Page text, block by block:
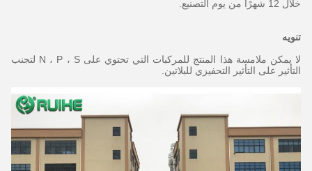
خلال 12 شهرًا من يوم التصنيع.
تنويه
لا يمكن ملامسة هذا المنتج للمركبات التي تحتوي على N ، P ، S لتجنب
التأثير على التأثير التحفيزي للبلاتين.